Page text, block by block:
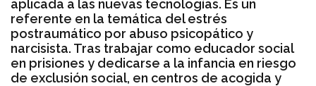
aplicada a las nuevas tecnologías. Es un
referente en la temática del estrés
postraumático por abuso psicopático y
narcisista. Tras trabajar como educador social
en prisiones y dedicarse a la infancia en riesgo
de exclusión social, en centros de acogida y